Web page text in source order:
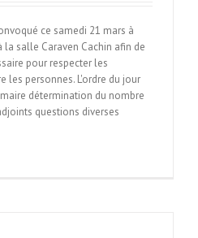
ce samedi 21 mars à
salle Caraven Cachin afin de
pour respecter les
les personnes. L'ordre du jour
détermination du nombre
questions diverses